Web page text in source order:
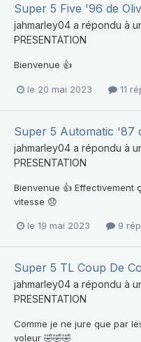
Super 5 Five '96 de
jahmarley04 a répondu à
PRESENTATION
Bienvenue 👍
le 20 mai 2023 11
Super 5 Automatic '87
jahmarley04 a répondu à
PRESENTATION
Bienvenue 👍 Effectivement
vitesse 😞
le 19 mai 2023 9
Super 5 TL Coup De
jahmarley04 a répondu à
PRESENTATION
Comme je ne jure que par
voleur 🤣🤣🤣